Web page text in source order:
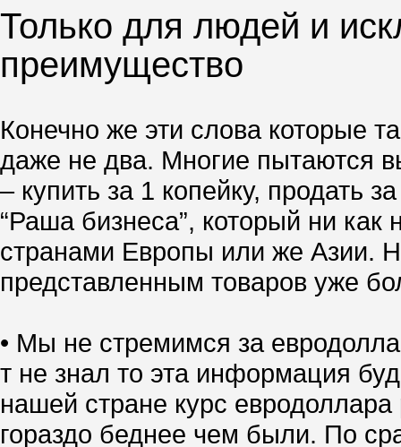
Только для людей и
преимущество
Конечно же эти слова которые
даже не два. Многие пытаются
– купить за 1 копейку, продать
“Раша бизнеса”, который ни
странами Европы или же Азии.
представленным товаров уже
• Мы не стремимся за
т не знал то эта информация
нашей стране курс
гораздо беднее чем были. По